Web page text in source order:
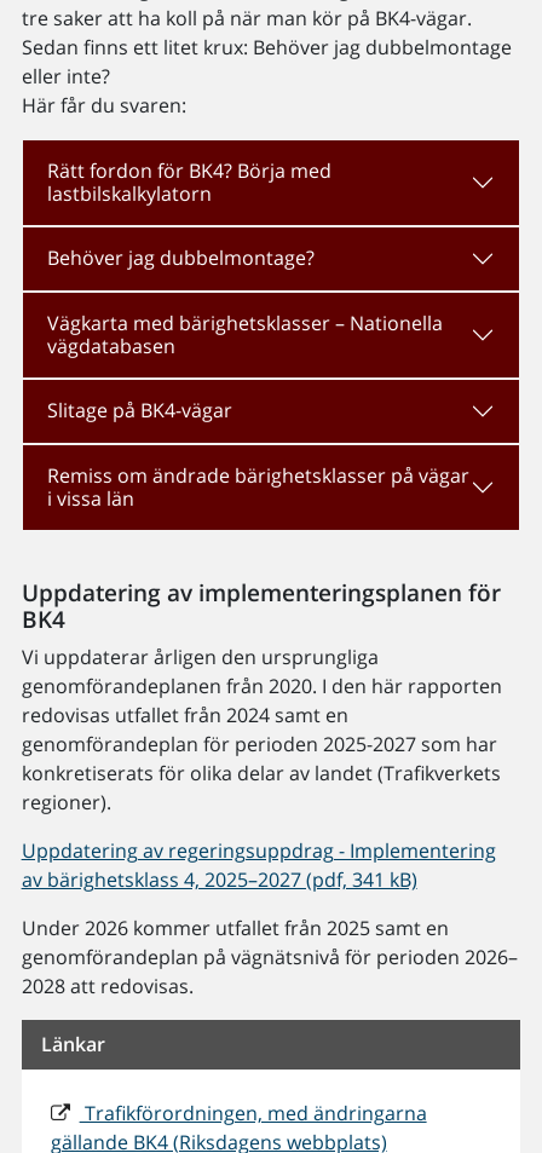
tre saker att ha koll på när man kör på BK4-vägar.
Sedan finns ett litet krux: Behöver jag dubbelmontage
eller inte?
Här får du svaren:
Rätt fordon för BK4? Börja med
lastbilskalkylatorn
Behöver jag dubbelmontage?
Vägkarta med bärighetsklasser – Nationella
vägdatabasen
Slitage på BK4-vägar
Remiss om ändrade bärighetsklasser på vägar
i vissa län
Uppdatering av implementeringsplanen för
BK4
Vi uppdaterar årligen den ursprungliga
genomförandeplanen från 2020. I den här rapporten
redovisas utfallet från 2024 samt en
genomförandeplan för perioden 2025-2027 som har
konkretiserats för olika delar av landet (Trafikverkets
regioner).
Uppdatering av regeringsuppdrag - Implementering
av bärighetsklass 4, 2025–2027 (pdf, 341 kB)
Under 2026 kommer utfallet från 2025 samt en
genomförandeplan på vägnätsnivå för perioden 2026–
2028 att redovisas.
Länkar
Trafikförordningen, med ändringarna
gällande BK4 (Riksdagens webbplats)